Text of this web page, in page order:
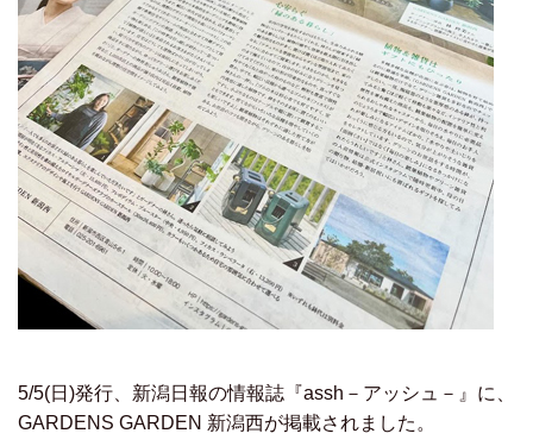
5/5(日)発行、新潟日報の情報誌『assh－アッシュ－』に、
GARDENS GARDEN 新潟西が掲載されました。